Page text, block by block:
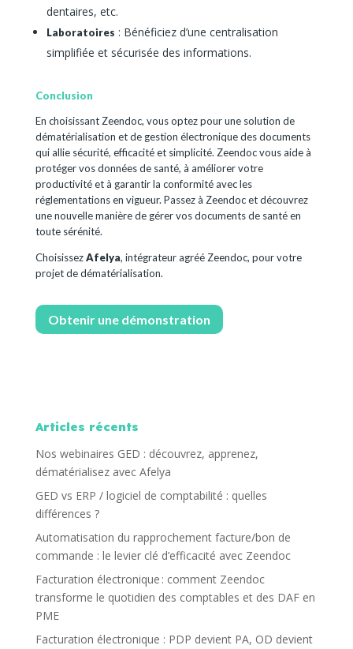
dentaires, etc.
Laboratoires : Bénéficiez d’une centralisation
simplifiée et sécurisée des informations.
Conclusion
En choisissant Zeendoc, vous optez pour une solution de
dématérialisation et de gestion électronique des documents
qui allie sécurité, efficacité et simplicité. Zeendoc vous aide à
protéger vos données de santé, à améliorer votre
productivité et à garantir la conformité avec les
réglementations en vigueur. Passez à Zeendoc et découvrez
une nouvelle manière de gérer vos documents de santé en
toute sérénité.
ChoisissezAfelya, intégrateur agréé Zeendoc, pour votre
projet de dématérialisation.
Obtenir une démonstration
Articles récents
Nos webinaires GED : découvrez, apprenez,
dématérialisez avec Afelya
GED vs ERP / logiciel de comptabilité : quelles
différences ?
Automatisation du rapprochement facture/bon de
commande : le levier clé d’efficacité avec Zeendoc
Facturation électronique : comment Zeendoc
transforme le quotidien des comptables et des DAF en
PME
Facturation électronique : PDP devient PA, OD devient